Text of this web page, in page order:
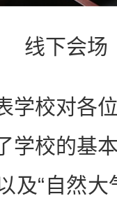
线下会场
校对各位
学校的基
及“自然大